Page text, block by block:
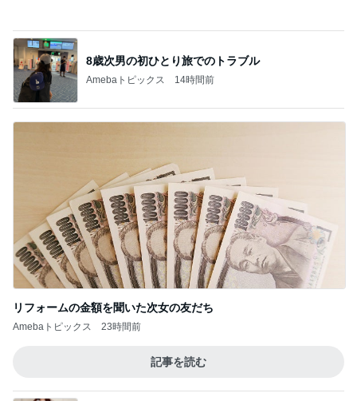
帰省の度に義姉から徴収される会費
Amebaトピックス
生理が月に2回来る40歳の不安
大人っぽく決まる黒×黒のコーデ
Amebaトピックス 1日前